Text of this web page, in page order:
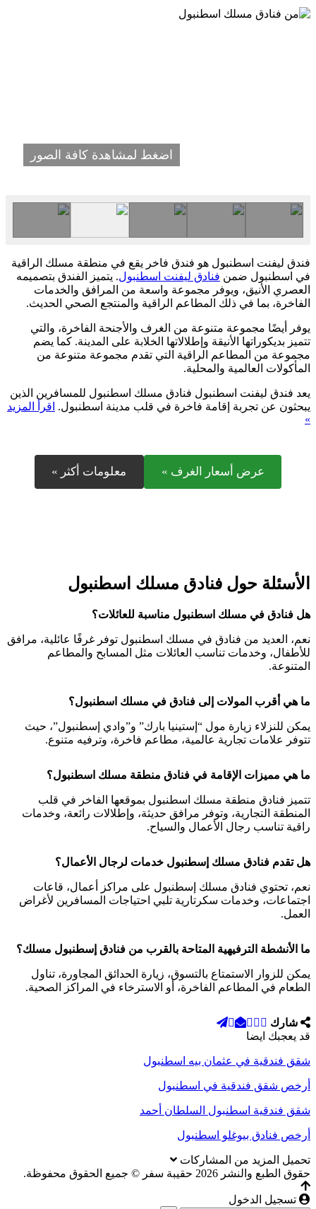
اضغط لمشاهدة كافة الصور
فندق ليفنت اسطنبول هو فندق فاخر يقع في منطقة مسلك الراقية
في اسطنبول ضمن فنادق ليفنت اسطنبول. يتميز الفندق بتصميمه
العصري الأنيق، ويوفر مجموعة واسعة من المرافق والخدمات
الفاخرة، بما في ذلك المطاعم الراقية والمنتجع الصحي الحديث.
يوفر أيضًا مجموعة متنوعة من الغرف والأجنحة الفاخرة، والتي
تتميز بديكوراتها الأنيقة وإطلالاتها الخلابة على المدينة. كما يضم
مجموعة من المطاعم الراقية التي تقدم مجموعة متنوعة من
المأكولات العالمية والمحلية.
يعد فندق ليفنت اسطنبول فنادق مسلك اسطنبول للمسافرين الذين
يبحثون عن تجربة إقامة فاخرة في قلب مدينة اسطنبول. اقرأ المزيد
»
عرض أسعار الغرف » معلومات أكثر »
الأسئلة حول فنادق مسلك اسطنبول
هل فنادق في مسلك اسطنبول مناسبة للعائلات؟
نعم، العديد من فنادق في مسلك اسطنبول توفر غرفًا عائلية، مرافق
للأطفال، وخدمات تناسب العائلات مثل المسابح والمطاعم
المتنوعة.
ما هي أقرب المولات إلى فنادق في مسلك اسطنبول؟
يمكن للنزلاء زيارة مول “إستينيا بارك” و”وادي إسطنبول”، حيث
تتوفر علامات تجارية عالمية، مطاعم فاخرة، وترفيه متنوع.
ما هي مميزات الإقامة في فنادق منطقة مسلك اسطنبول؟
تتميز فنادق منطقة مسلك اسطنبول بموقعها الفاخر في قلب
المنطقة التجارية، وتوفر مرافق حديثة، وإطلالات رائعة، وخدمات
راقية تناسب رجال الأعمال والسياح.
هل تقدم فنادق مسلك إسطنبول خدمات لرجال الأعمال؟
نعم، تحتوي فنادق مسلك إسطنبول على مراكز أعمال، قاعات
اجتماعات، وخدمات سكرتارية تلبي احتياجات المسافرين لأغراض
العمل.
ما الأنشطة الترفيهية المتاحة بالقرب من فنادق إسطنبول مسلك؟
يمكن للزوار الاستمتاع بالتسوق، زيارة الحدائق المجاورة، تناول
الطعام في المطاعم الفاخرة، أو الاسترخاء في المراكز الصحية.
شارك
قد يعجبك ايضا
شقق فندقية في عثمان بيه اسطنبول
أرخص شقق فندقية في اسطنبول
شقق فندقية اسطنبول السلطان أحمد
أرخص فنادق بيوغلو اسطنبول
تحميل المزيد من المشاركات
حقوق الطبع والنشر 2026 حقيبة سفر © جميع الحقوق محفوظة.
تسجيل الدخول